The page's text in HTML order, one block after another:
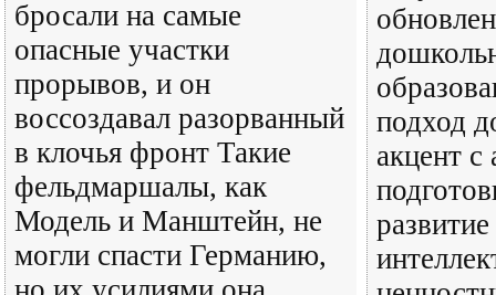
бросали на самые
опасные участки
прорывов, и он
воссоздавал разорванный
в клочья фронт Такие
фельдмаршалы, как
Модель и Манштейн, не
могли спасти Германию,
подход
акцент с